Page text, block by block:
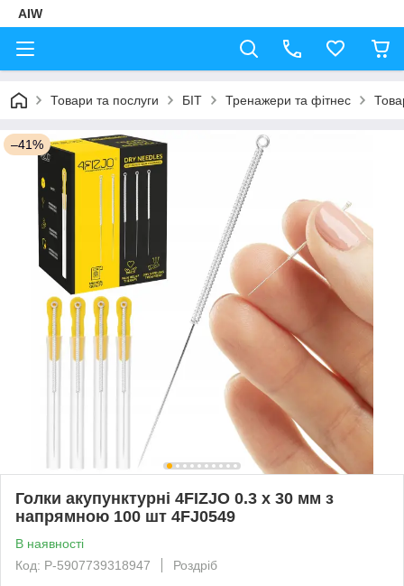
AIW
Товари та послуги БІТ Тренажери та фітнес
–41%
Голки акупунктурні 4FIZJO 0.3 х 30 мм з
напрямною 100 шт 4FJ0549
В наявності
Код: P-5907739318947
Роздріб